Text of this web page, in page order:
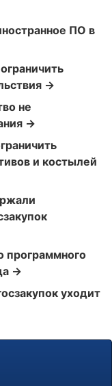
ПО в
→
не
→
и костылей
программного
→
уходит